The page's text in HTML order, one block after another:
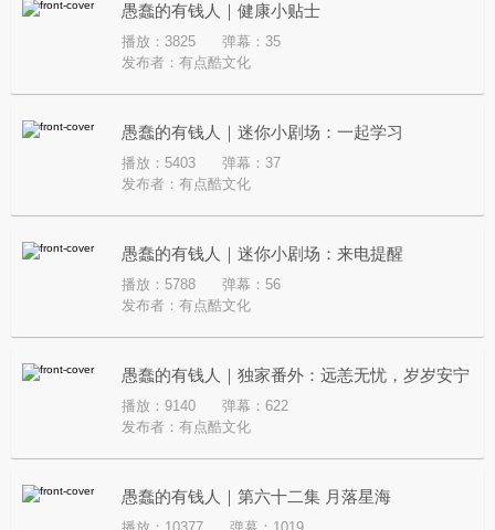
愚蠢的有钱人｜健康小贴士
播放：3825
弹幕：35
发布者： 有点酷文化
愚蠢的有钱人｜迷你小剧场：一起学习
播放：5403
弹幕：37
发布者： 有点酷文化
愚蠢的有钱人｜迷你小剧场：来电提醒
播放：5788
弹幕：56
发布者： 有点酷文化
愚蠢的有钱人｜独家番外：远恙无忧，岁岁安宁
播放：9140
弹幕：622
发布者： 有点酷文化
愚蠢的有钱人｜第六十二集 月落星海